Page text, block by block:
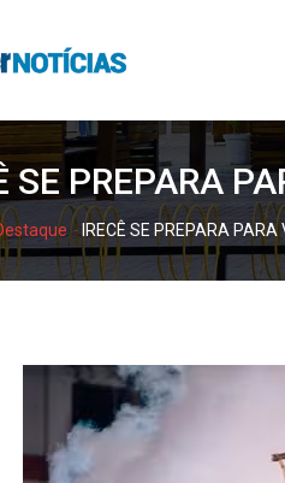
SE PREPARA
- IRECÊ SE PREPARA